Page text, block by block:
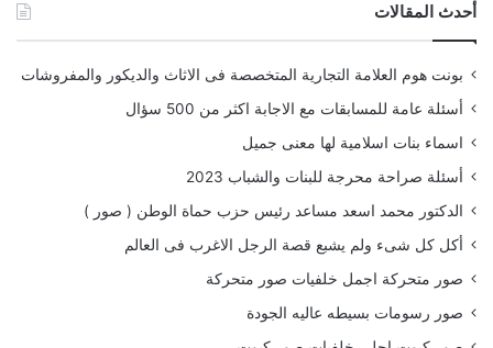
أحدث المقالات
بونت هوم العلامة التجارية المتخصصة فى الاثاث والديكور والمفروشات
أسئلة عامة للمسابقات مع الاجابة اكثر من 500 سؤال
اسماء بنات اسلامية لها معنى جميل
أسئلة صراحة محرجة للبنات والشباب 2023
الدكتور محمد اسعد مساعد رئيس حزب حماة الوطن ( صور )
أكل كل شىء ولم يشبع قصة الرجل الاغرب فى العالم
صور متحركة اجمل خلفيات صور متحركة
صور رسومات بسيطه عاليه الجودة